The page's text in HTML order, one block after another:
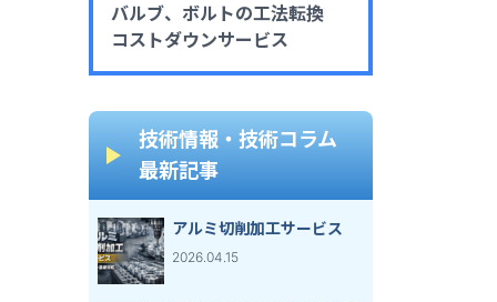
バルブ、ボルトの工法転換
コストダウンサービス
技術情報・技術コラム
最新記事
アルミ切削加工サービス
2026.04.15